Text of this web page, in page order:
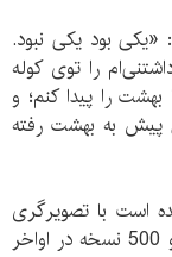
بود یکی نبود.
را توی کوله
را پیدا کنم؛ و
پیش به بهشت رفته
است با تصویرگری
علی نامور و با طراحی جلدی متفاوت در هزار و 500 نسخه در اواخر